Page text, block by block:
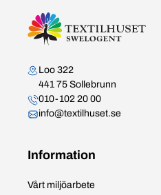
Kontakta oss
Loo 322
441 75 Sollebrunn
010-102 20 00
info@textilhuset.se
Information
Vårt miljöarbete